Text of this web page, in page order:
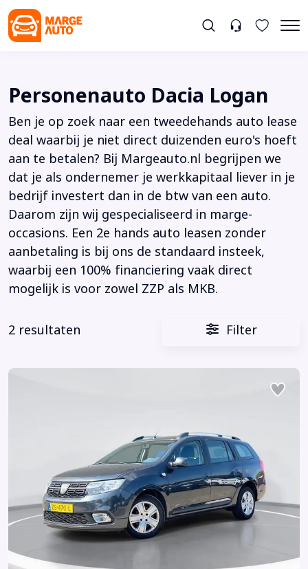
Personenauto Dacia Logan
Ben je op zoek naar een tweedehands auto lease
deal waarbij je niet direct duizenden euro's hoeft
aan te betalen? Bij Margeauto.nl begrijpen we
dat je als ondernemer je werkkapitaal liever in je
bedrijf investert dan in de btw van een auto.
Daarom zijn wij gespecialiseerd in marge-
occasions. Een 2e hands auto leasen zonder
aanbetaling is bij ons de standaard insteek,
waarbij een 100% financiering vaak direct
mogelijk is voor zowel ZZP als MKB.
2 resultaten Filter